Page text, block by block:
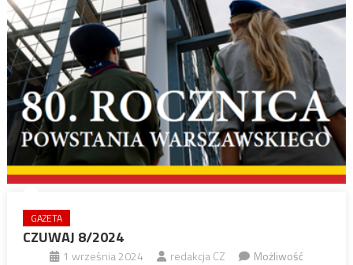
GAZETA
CZUWAJ 8/2024
1 września 2024 redakcja CZ
Możliwość